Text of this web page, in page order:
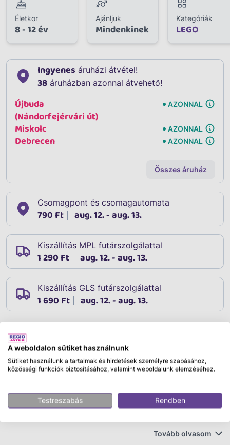
Életkor
8 - 12 év
Ajánljuk
Mindenkinek
Kategóriák
LEGO
Ingyenes áruházi átvétel!
38 áruházban azonnal átvehető!
Újbuda
(Nándorfejérvári út)
AZONNAL
Miskolc AZONNAL
Debrecen AZONNAL
Összes áruház
Csomagpont és csomagautomata
790 Ft aug. 12. - aug. 13.
Kiszállítás MPL futárszolgálattal
1 290 Ft aug. 12. - aug. 13.
Kiszállítás GLS futárszolgálattal
1 690 Ft aug. 12. - aug. 13.
Leírás
Víz alatti kalandok
és lányoknak készült LEGO® Minecraft® Víz alatti
egy vízbefúlt zombihoz, egy delfinhez, trópusi
Tovább olvasom
A weboldalon sütiket használnunk
Sütiket használunk a tartalmak és hirdetések személyre szabásához,
közösségi funkciók biztosításához, valamint weboldalunk elemzéséhez.
Testreszabás Rendben